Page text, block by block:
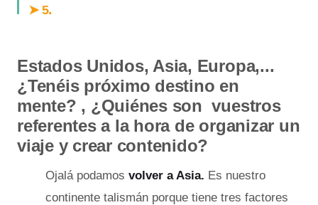
➤ 5.
Estados Unidos, Asia, Europa,...
¿Tenéis próximo destino en
mente? , ¿Quiénes son vuestros
referentes a la hora de organizar un
viaje y crear contenido?
Ojalá podamos volver a Asia. Es nuestro
continente talismán porque tiene tres factores